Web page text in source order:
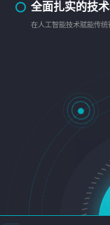
全面扎实的技
在人工智能技术赋能传